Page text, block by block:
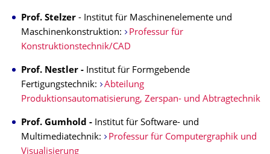
Prof. Stelzer - Institut für Maschinenelemente und
Maschinenkonstruktion:
Professur für
Konstruktionstechnik/CAD
Prof. Nestler - Institut für Formgebende
Fertigungstechnik:
Abteilung
Produktionsautomatisierung, Zerspan- und Abtragtechnik
Prof. Gumhold - Institut für Software- und
Multimediatechnik:
Professur für Computergraphik und
Visualisierung